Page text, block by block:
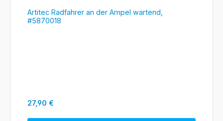
Artitec Radfahrer an der Ampel wartend,
#5870018
Regulärer Preis:
27,90 €